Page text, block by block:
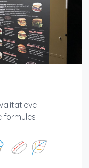
formules